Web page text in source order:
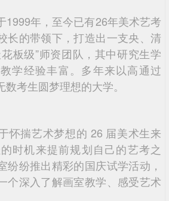
1999年，至今已有26年美术艺考
长的带领下，打造出一支央、清
板级”师资团队，其中研究生学
学经验丰富。多年来以高通过
考生圆梦理想的大学。
怀揣艺术梦想的 26 届美术生来
时机来提前规划自己的艺考之
纷纷推出精彩的国庆试学活动，
个深入了解画室教学、感受艺术